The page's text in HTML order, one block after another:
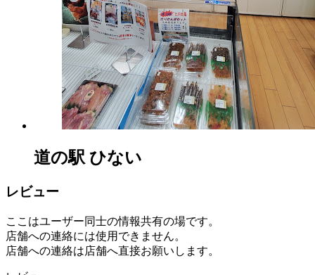
道の駅 ひない
レビュー
ここはユーザー同士の情報共有の場です。
店舗への連絡には使用できません。
店舗への連絡は店舗へ直接お願いします。